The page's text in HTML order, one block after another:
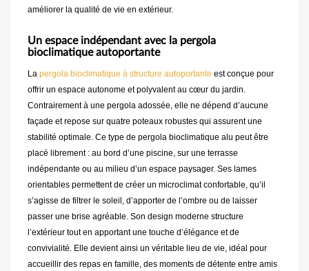
améliorer la qualité de vie en extérieur.
Un espace indépendant avec la pergola
bioclimatique autoportante
La pergola bioclimatique à structure autoportante est conçue pour
offrir un espace autonome et polyvalent au cœur du jardin.
Contrairement à une pergola adossée, elle ne dépend d’aucune
façade et repose sur quatre poteaux robustes qui assurent une
stabilité optimale. Ce type de pergola bioclimatique alu peut être
placé librement : au bord d’une piscine, sur une terrasse
indépendante ou au milieu d’un espace paysager. Ses lames
orientables permettent de créer un microclimat confortable, qu’il
s’agisse de filtrer le soleil, d’apporter de l’ombre ou de laisser
passer une brise agréable. Son design moderne structure
l’extérieur tout en apportant une touche d’élégance et de
convivialité. Elle devient ainsi un véritable lieu de vie, idéal pour
accueillir des repas en famille, des moments de détente entre amis